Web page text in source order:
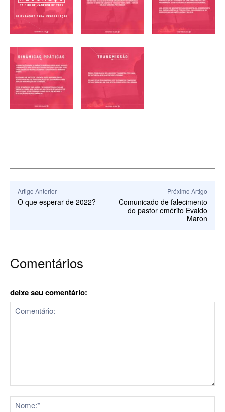
Artigo Anterior
O que esperar de 2022?
Próximo Artigo
Comunicado de falecimento
do pastor emérito Evaldo
Maron
Comentários
deixe seu comentário: